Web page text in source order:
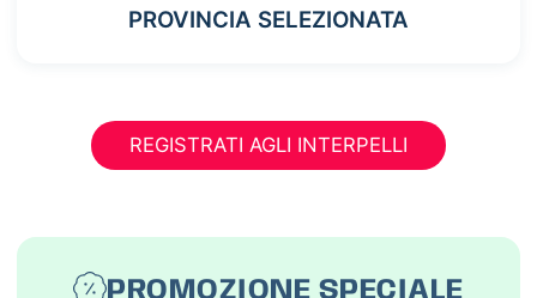
PROVINCIA SELEZIONATA
REGISTRATI AGLI INTERPELLI
PROMOZIONE SPECIALE